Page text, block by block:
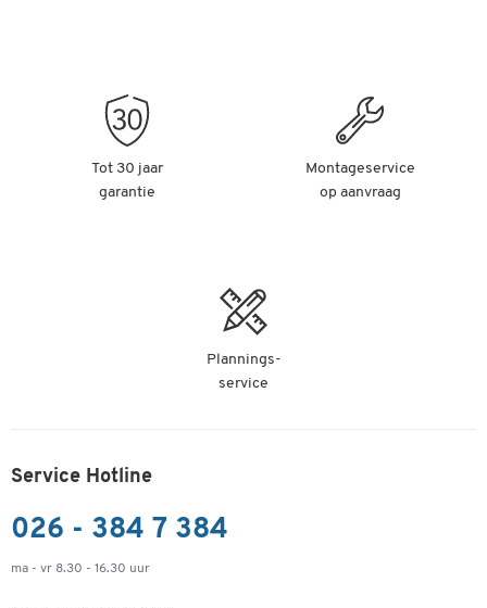
Tot 30 jaar
garantie
Montageservice
op aanvraag
Plannings-
service
Service Hotline
026 - 384 7 384
ma - vr 8.30 - 16.30 uur